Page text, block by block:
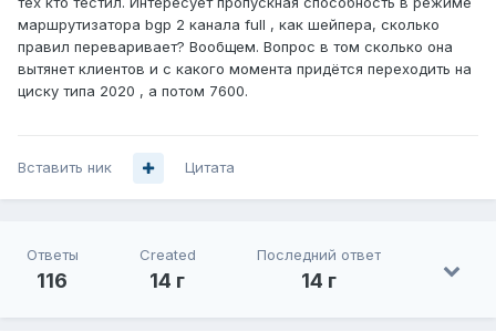
маршрутизатора bgp 2 канала full , как шейпера, сколько
правил переваривает? Вообщем. Вопрос в том сколько она
вытянет клиентов и с какого момента придётся переходить на
циску типа 2020 , а потом 7600.
Вставить ник Цитата
Ответы
116
Created
14 г
Последний ответ
14 г